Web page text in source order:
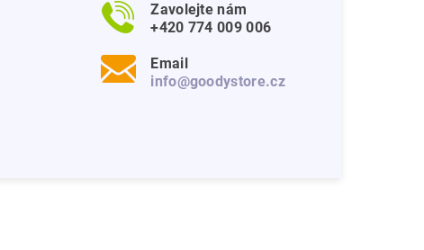
Zavolejte nám
+420 774 009 006
Email
info@goodystore.cz